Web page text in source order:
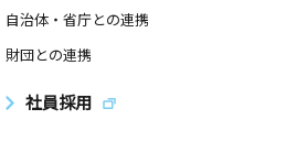
自治体・省庁との連携
財団との連携
社員採用